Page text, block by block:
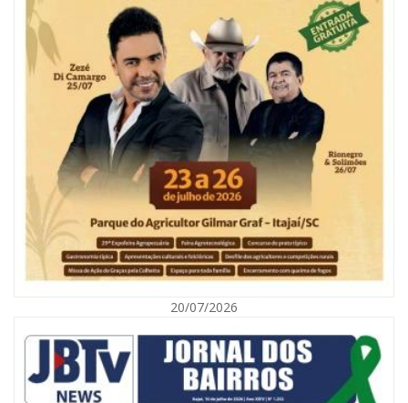
06/08/2026 | 10:04
Ação oferece testes rápidos para HIV, sífilis e hepatites nesta quinta (6) e
sexta-feira (7)
ITAPEMA
20/07/2026